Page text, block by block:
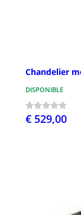
Chandelier
DISPONIBLE
€ 529,00